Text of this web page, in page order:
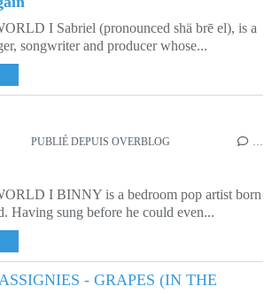
I Sabriel (pronounced shä brē el), is a
songwriter and producer whose...
PUBLIÉ DEPUIS OVERBLOG …
I BINNY is a bedroom pop artist born
Having sung before he could even...